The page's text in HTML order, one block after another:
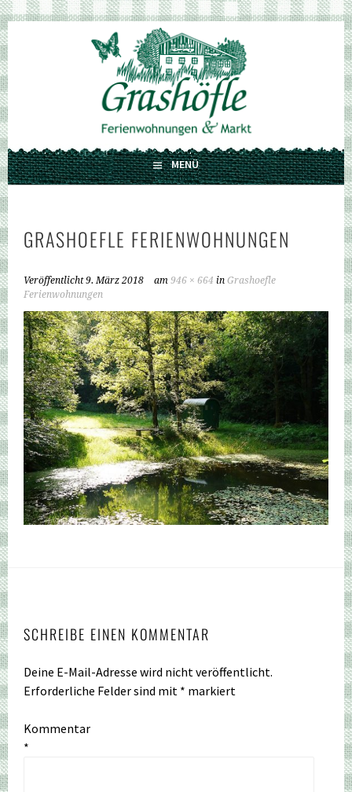
Springe
zum
Inhalt
GRASHÖFLE
FERIENWOHNUNGEN UND MARKT
MENÜ
GRASHOEFLE FERIENWOHNUNGEN
Veröffentlicht9. März 2018 am946 × 664 inGrashoefle
Ferienwohnungen
SCHREIBE EINEN KOMMENTAR
Deine E-Mail-Adresse wird nicht veröffentlicht.
Erforderliche Felder sind mit * markiert
Kommentar
*